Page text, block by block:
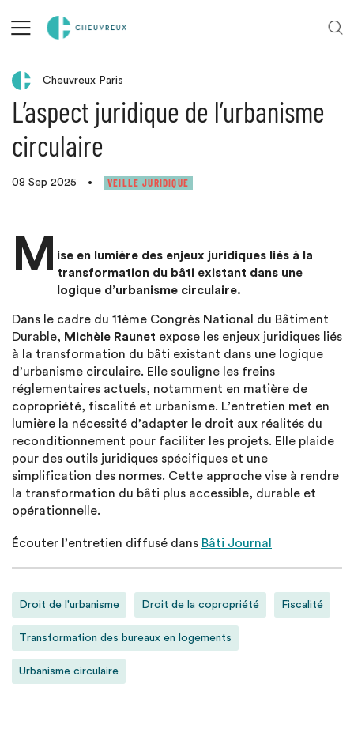
Retour aux actualités
Cheuvreux Paris
L’aspect juridique de l’urbanisme
circulaire
08 Sep 2025 • VEILLE JURIDIQUE
M
ise en lumière des enjeux juridiques liés à la
transformation du bâti existant dans une
logique d’urbanisme circulaire.
Dans le cadre du 11ème Congrès National du Bâtiment
Durable, Michèle Raunet expose les enjeux juridiques liés
à la transformation du bâti existant dans une logique
d’urbanisme circulaire. Elle souligne les freins
réglementaires actuels, notamment en matière de
copropriété, fiscalité et urbanisme. L’entretien met en
lumière la nécessité d’adapter le droit aux réalités du
reconditionnement pour faciliter les projets. Elle plaide
pour des outils juridiques spécifiques et une
simplification des normes. Cette approche vise à rendre
la transformation du bâti plus accessible, durable et
opérationnelle.
Écouter l’entretien diffusé dans Bâti Journal
Droit de l'urbanisme Droit de la copropriété Fiscalité
Transformation des bureaux en logements
Urbanisme circulaire